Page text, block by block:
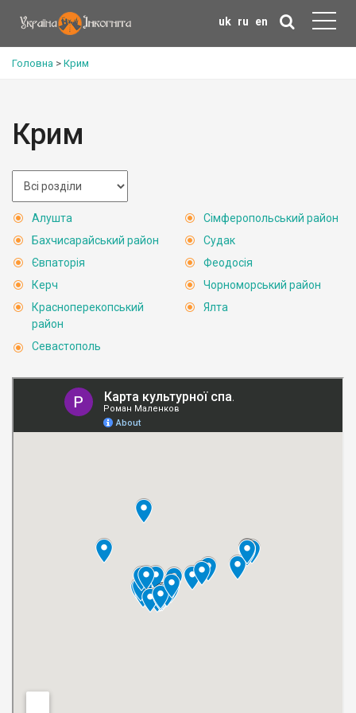
uk ru en
Головна > Крим
Крим
Алушта
Бахчисарайський район
Євпаторія
Керч
Красноперекопський
район
Севастополь
Сімферопольський район
Судак
Феодосія
Чорноморський район
Ялта